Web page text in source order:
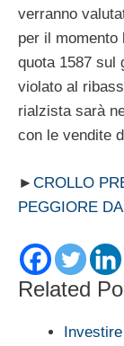
verranno
per il momento
quota 1587 sul
violato al
rialzista sarà
con le vendite
► CROLLO
PEGGIORE
Related